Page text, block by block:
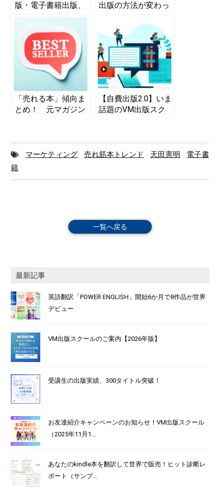
版・電子書籍出版、
どの方法がよい？
VM出版スクールは
月額費用1.8万円から
でチャレンジしやす
い
出版の方法が変わっ
「売れる本」傾向ま
とめ！ 元マガジン
の秘密を聞いた
【自費出版2.0】いま
話題のVM出版スク
マーケティング 売れ筋本トレンド 天田憲明
電子書
籍
一覧へ戻る
最新記事
英語翻訳「POWER ENGLISH」開始6か月で8作品が世界
デビュー
VM出版スクールのご案内【2026年版】
受講生の出版実績、300タイトル突破！
お友達紹介キャンペーンのお知らせ！VM出版スクール
（2025年11月1...
あなたのkindle本を翻訳して世界で販売！ヒット診断レ
ポート（サンプ...